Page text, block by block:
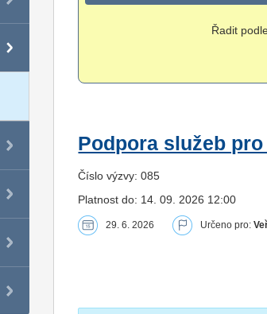
Řadit
Podpora služeb
Číslo výzvy: 085
Platnost do: 14. 09. 2026 12:00
29. 6. 2026 Určeno pro: